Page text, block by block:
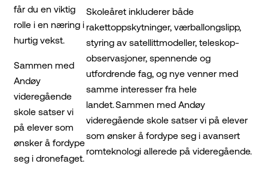
får du en viktig
rolle i en næring i
hurtig vekst.
Sammen med
Andøy
videregående
skole satser vi
på elever som
ønsker å fordype
seg i dronefaget.
Skoleåret inkluderer både
rakettoppskytninger, værballongslipp,
styring av satellittmodeller, teleskop-
observasjoner, spennende og
utfordrende fag, og nye venner med
samme interesser fra hele
landet. Sammen med Andøy
videregående skole satser vi på elever
som ønsker å fordype seg i avansert
romteknologi allerede på videregående.